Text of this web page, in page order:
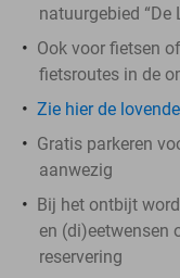
natuurgebied “De
Ook voor fietsen
fietsroutes in de
Zie hier de
Gratis parkeren
aanwezig
Bij het ontbijt
en (di)eetwensen
reservering